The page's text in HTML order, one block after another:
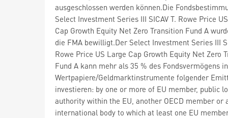
ausgeschlossen werden können.Die
Select Investment Series III SICAV T. Rowe Price
Cap Growth Equity Net Zero Transition Fund A
die FMA bewilligt.Der Select Investment Series III
Rowe Price US Large Cap Growth Equity Net Zero
Fund A kann mehr als 35 % des Fondsvermögens in
Wertpapiere/Geldmarktinstrumente folgender
investieren: by one or more of EU member, public
authority within the EU, another OECD member or
international body to which at least one EU